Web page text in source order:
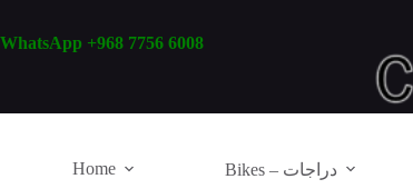
content
WhatsApp +968 7756 6008
Home Bikes – دراجات